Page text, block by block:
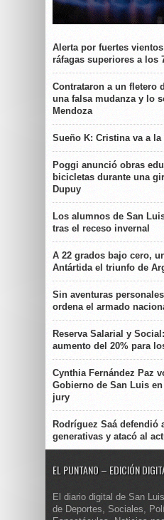
Alerta por fuertes
ráfagas superiores a los
Contrataron a un fletero
una falsa mudanza y lo
Mendoza
Sueño K: Cristina va a
Poggi anunció obras
bicicletas durante una
Dupuy
Los alumnos de San
tras el receso invernal
A 22 grados bajo cero,
Antártida el triunfo de
Sin aventuras
ordena el armado
Reserva Salarial y
aumento del 20% para
Cynthia Fernández Paz
Gobierno de San Luis
jury
Rodríguez Saá defendió
generativas y atacó al
EL PUNTANO – EDICIÓN
El diario digital de San
de Deportes, Sociales,